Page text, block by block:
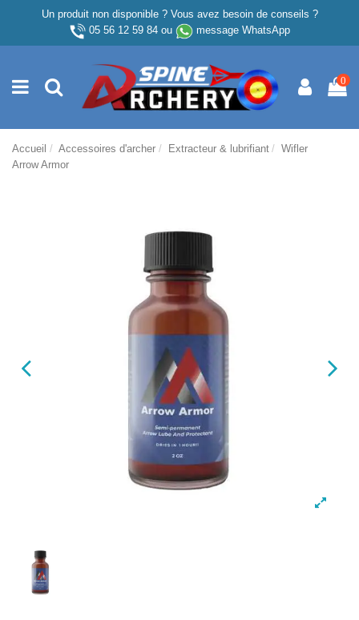
Un produit non disponible ? Vous avez besoin de conseils ?
05 56 12 59 84ou message WhatsApp
0
Accueil Accessoires d'archer Extracteur & lubrifiant
Wifler
Arrow Armor